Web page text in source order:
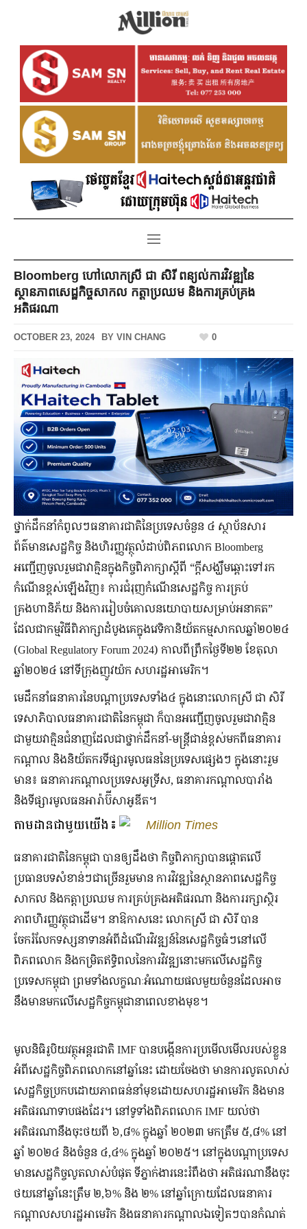
Bloomberg​ ហៅលោកស្រី ជា សិរី​ ពន្យល់ការវិវឌ្ឍនៃ
ស្ថានភាពសេដ្ឋកិច្ចសាកល កត្តាប្រឈម និងការគ្រប់គ្រង
អតិផរណា
OCTOBER 23, 2024 BY VIN CHANG 0
ថ្នាក់ដឹកនាំកំពូលៗធនាគារជាតិនៃប្រទេសចំនួន ៤ ស្ថាប័នសារ
ព័ត៌មានសេដ្ឋកិច្ច និងហិរញ្ញវត្ថុលំដាប់ពិភពលោក Bloomberg
អញ្ជើញចូលរួមជាវាគ្មិនក្នុងកិច្ចពិភាក្សាស្តីពី “ក្តីសង្ឃឹមឆ្ពោះទៅរក
កំណើនខ្ពស់ឡើងវិញ៖ ការជំរុញកំណើនសេដ្ឋកិច្ច ការគ្រប់
គ្រងហានិភ័យ និងការរៀបចំគោលនយោបាយសម្រាប់អនាគត”
ដែលជាកម្មវិធីពិភាក្សាដំបូងគេក្នុងវេទិកានិយ័តកម្មសាកលឆ្នាំ២០២៤
(Global Regulatory Forum 2024)​ កាលពីព្រឹកថ្ងៃទី២២ ខែតុលា
ឆ្នាំ២០២៤ នៅទីក្រុងញូវយ៉ក សហរដ្ឋអាមេរិក។
មេដឹកនាំធនាគារនៃបណ្តាប្រទេសទាំង៤ ក្នុងនោះលោកស្រី ជា សិរី
ទេសាភិបាលធនាគារជាតិនៃកម្ពុជា ក៏បានអញ្ជើញចូលរួមជាវាគ្មិន
ជាមួយវាគ្មិនជំនាញដែលជាថ្នាក់ដឹកនាំ-មន្ត្រីជាន់ខ្ពស់មកពីធនាគារ
កណ្តាល និងនិយ័តករទីផ្សារមូលធននៃប្រទេសផ្សេងៗ ក្នុងនោះរួម
មាន៖ ធនាគារកណ្តាលប្រទេសអូទ្រីស, ធនាគារកណ្តាលបារាំង
និងទីផ្សារមូលធនអារ៉ាប៊ីសាអូឌីត។
តាមដានជាមួយយើង៖ Million Times
ធនាគារជាតិនៃកម្ពុជា បានឲ្យដឹងថា កិច្ចពិភាក្សាបានផ្តោតលើ
ប្រធានបទសំខាន់ៗជាច្រើនរួមមាន ការវិវឌ្ឍនៃស្ថានភាពសេដ្ឋកិច្ច
សាកល និងកត្តាប្រឈម ការគ្រប់គ្រងអតិផរណា និងការរក្សាស្ថិរ
ភាពហិរញ្ញវត្ថុជាដើម។ នាឱកាសនេះ លោកស្រី ជា សិរី បាន
ចែករំលែកទស្សនាទានអំពីដំណើរវិវឌ្ឍន៍នៃសេដ្ឋកិច្ចធំៗនៅលើ
ពិភពលោក និងកម្រិតឥទ្ធិពលនៃការវិវឌ្ឍនោះមកលើសេដ្ឋកិច្ច
ប្រទេសកម្ពុជា ព្រមទាំងលក្ខណៈអំណោយផលមួយចំនួនដែលអាច
នឹងមានមកលើសេដ្ឋកិច្ចកម្ពុជានាពេលខាងមុខ។
មូលនិធិ​រូបិយវត្ថុអន្តរជាតិ IMF បាន​បង្កើនការ​ប្រមើល​មើល​របស់​ខ្លួន
អំពី​សេដ្ឋកិច្ច​ពិភព​លោក​នៅ​ឆ្នាំនេះ ដោយ​ចែង​ថា ​មានការលូតលាស់​
សេដ្ឋកិច្ច​ប្រកប​ដោយ​ភាព​ធន់​នាំមុខដោយ​សហរដ្ឋ​អាមេរិក និង​មាន​
អតិផរណាទាប​ផង​ដែរ។ នៅទូទាំង​ពិភពលោក IMF យល់ថា​
អតិផរណានឹងចុះថយ​ពី ​៦,៨% ​ក្នុង​ឆ្នាំ ២០២៣​ មកត្រឹម​ ៥,៨% ​នៅ​
ឆ្នាំ ២០២៤ ​និង​ចំនួន ​៤,៤% ​ក្នុងឆ្នាំ ២០២៥។ នៅ​ក្នុង​បណ្តា​ប្រទេស
មានសេដ្ឋកិច្ច​លូតលាស់​បំផុត ទីភ្នាក់ងារ​នេះ​រំពឹង​ថា ​អតិផរណានឹង​ចុះ​
ថយ​នៅ​ឆ្នាំ​នេះ​ត្រឹម ២,៦% ​និង ២%​ នៅ​ឆ្នាំ​ក្រោយ​ដែល​ធនាគារ​
កណ្តាល​សហរដ្ឋ​អាមេរិក ​និង​ធនាគារ​កណ្ដាល​ឯ​ទៀតៗបាន​កំណត់​